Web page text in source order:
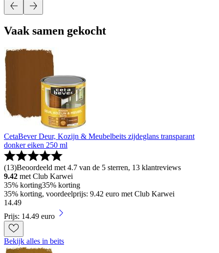
Vaak samen gekocht
CetaBever Deur, Kozijn & Meubelbeits zijdeglans transparant
donker eiken 250 ml
(13)Beoordeeld met 4.7 van de 5 sterren, 13 klantreviews
9.42 met Club Karwei
35% korting35% korting
35% korting, voordeelprijs: 9.42 euro met Club Karwei
14.49
Prijs: 14.49 euro
Bekijk alles in beits